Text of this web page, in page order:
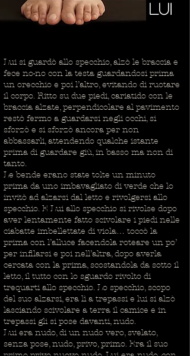
lui
Lui si guardò allo specchio, alzò le braccia e
fece no-no con la testa guardandosi prima
un orecchio e poi l’altro, evitando di ruotare
il corpo. Ritto su due piedi, cariatido con le
braccia alzate, perpendicolare al pavimento
restò fermo a guardarsi negli occhi, si
sforzò e si sforzò ancora per non
abbassarli, attendendo qualche istante
prima di guardare giù, in basso ma non di
tanto.
Le bende erano state tolte un minuto
prima da uno imbavagliato di verde che lo
invitò ad alzarsi dal letto e rivolgersi allo
specchio. E Lui allo specchio si rivolse dopo
aver lentamente fatto scivolare i piedi nelle
ciabatte imbellettate di viola… toccò la
prima con l’alluce facendola roteare un po’
per infilarsi e poi nell’altra, dopo averla
cercata con la prima, scostandola da sotto il
letto, il tutto con lo sguardo rivolto di
trequarti allo specchio. Lo specchio, scopo
del suo alzarsi, era lì a trepassi e lui si alzò
lasciando scivolare a terra il camice e in
trepassi gli si pose davanti, nudo.
Lui era nudo, di un nudo vero, svelato,
senza pose, nudo, privo, primo. Era il suo